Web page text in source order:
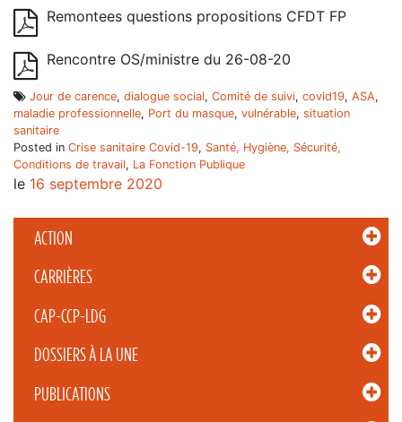
ACTION
CARRIÈRES
CAP-CCP-LDG
DOSSIERS À LA UNE
PUBLICATIONS
Remontees questions propositions CFDT FP
Rencontre OS/ministre du 26-08-20
Jour de carence, dialogue social, Comité de suivi, covid19, ASA,
maladie professionnelle, Port du masque, vulnérable, situation
sanitaire
Posted in Crise sanitaire Covid-19, Santé, Hygiène, Sécurité,
Conditions de travail, La Fonction Publique
le 16 septembre 2020